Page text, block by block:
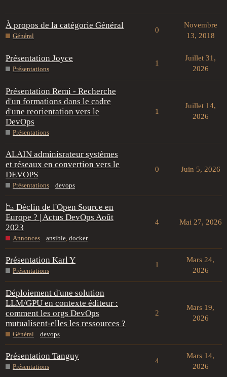
À propos de la catégorie Général
Général
0
Novembre
13, 2018
Présentation Joyce
Présentations
1
Juillet 31,
2026
Présentation Remi - Recherche
d'un formations dans le cadre
d'une reorientation vers le
DevOps
Présentations
1
Juillet 14,
2026
ALAIN adminisrateur systèmes
et réseaux en convertion vers le
DEVOPS
Présentations devops
0 Juin 5, 2026
📉 Déclin de l'Open Source en
Europe ? | Actus DevOps Août
2023
Annonces ansible, docker
4 Mai 27, 2026
Présentation Karl Y
Présentations
1
Mars 24,
2026
Déploiement d'une solution
LLM/GPU en contexte éditeur :
comment les orgs DevOps
mutualisent-elles les ressources ?
Général devops
2
Mars 19,
2026
Présentation Tanguy
Présentations
4
Mars 14,
2026